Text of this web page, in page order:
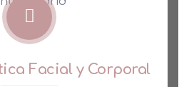
Facial y Corporal